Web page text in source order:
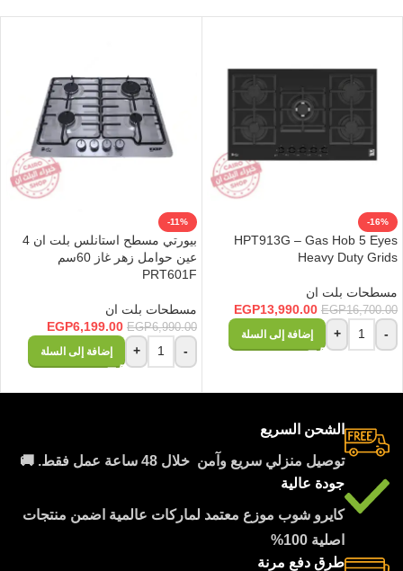
-16%
HPT913G – Gas Hob 5 Eyes
Heavy Duty Grids
مسطحات بلت ان
EGP16,700.00
EGP13,990.00
-
+ إضافة إلى السلة
-11%
بيورتي مسطح استانلس بلت ان 4
عين حوامل زهر غاز 60سم
PRT601F
مسطحات بلت ان
EGP6,990.00
EGP6,199.00
-
+ إضافة إلى السلة
الشحن السريع
توصيل منزلي سريع وآمن خلال 48 ساعة عمل فقط. 🚚
جودة عالية
كايرو شوب موزع معتمد لماركات عالمية اضمن منتجات
اصلية 100%
طرق دفع مرنة